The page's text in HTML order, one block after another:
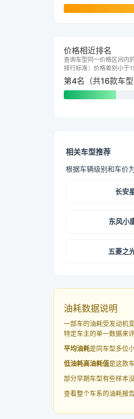
价格相近排名
查询车型同一价格区间内
排行标准：价格差别小于
第4名（共16款车型
相关车型推荐
根据车辆级别和车价
长安
东风小
五菱之
油耗数据说明
一部车的油耗受发动机
特定车主的单一数据来
平均油耗是同车型多位
低油耗高油耗值是这款
部分早期车型有些样本
查看整个车系的油耗报